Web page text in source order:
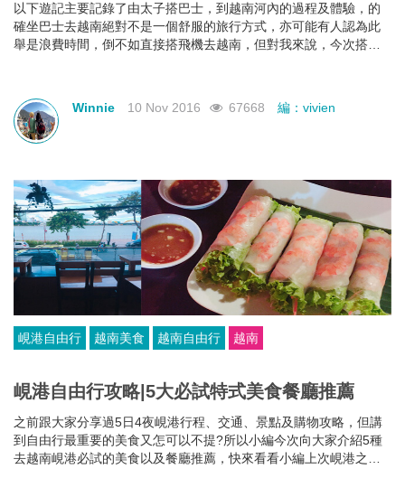
以下遊記主要記錄了由太子搭巴士，到越南河內的過程及體驗，的
確坐巴士去越南絕對不是一個舒服的旅行方式，亦可能有人認為此
舉是浪費時間，倒不如直接搭飛機去越南，但對我來說，今次搭巴
方法，如果你對巴士遊越南有興趣，可以在下面文章了解更多，亦
歡迎隨時留言你的感想喔!
Winnie 10 Nov 2016 67668 編：vivien
峴港自由行 越南美食 越南自由行 越南
峴港自由行攻略|5大必試特式美食餐廳推薦
之前跟大家分享過5日4夜峴港行程、交通、景點及購物攻略，但講
到自由行最重要的美食又怎可以不提?所以小編今次向大家介紹5種
去越南峴港必試的美食以及餐廳推薦，快來看看小編上次峴港之旅